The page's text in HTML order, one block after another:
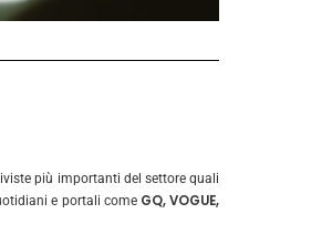
più importanti del settore quali
e portali come GQ, VOGUE,